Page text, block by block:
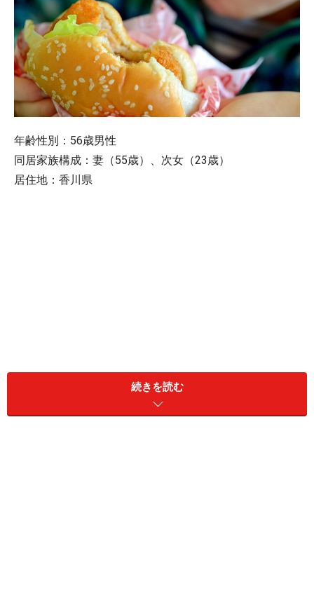
年齢性別：56歳男性
同居家族構成：妻（55歳）、次女（23歳）
居住地：香川県
雇用形態：無職
続きを読む